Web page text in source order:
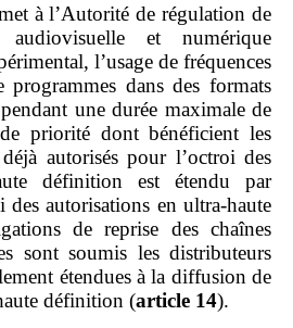
à l’Autorité de régulation de
et numérique
l’usage de fréquences
dans des formats
une durée maximale de
priorité dont bénéficient les
autorisés pour l’octroi des
définition est étendu par
des autorisations en ultra‑haute
de reprise des chaînes
sont soumis les distributeurs
étendues à la diffusion de
définition (article 14).